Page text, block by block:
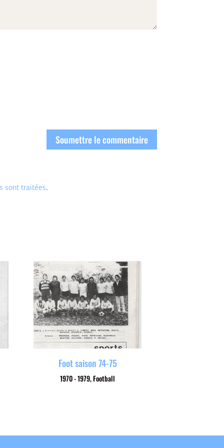
Soumettre le commentaire
sont traitées.
1970 - 1979,Football
Foot saison 74-75